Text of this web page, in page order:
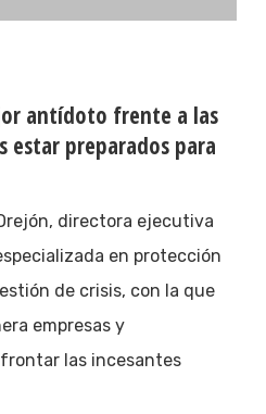
antídoto frente a las
estar preparados para
directora ejecutiva
en protección
de crisis, con la que
empresas y
las incesantes